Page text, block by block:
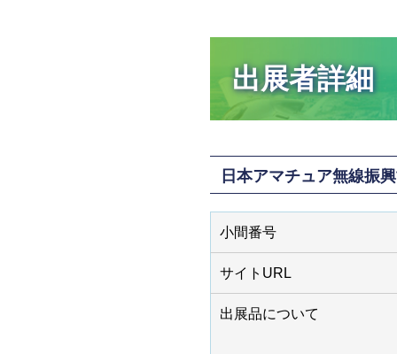
出展者詳細
日本アマチュア無線振
小間番号
サイトURL
出展品について